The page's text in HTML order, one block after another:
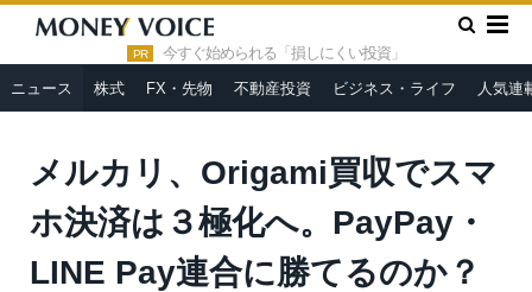
PR 今すぐ始められる「損しにくい投資」
ニュース 株式 FX・先物 不動産投資 ビジネス・ライフ 人気連
HOME » ニュース »
メルカリ、Origami買収でスマホ決済は３
極化へ。PayPay・LINE Pay連合に勝てるのか？＝岩田昭男
メルカリ、Origami買収でスマ
ホ決済は３極化へ。PayPay・
LINE Pay連合に勝てるのか？